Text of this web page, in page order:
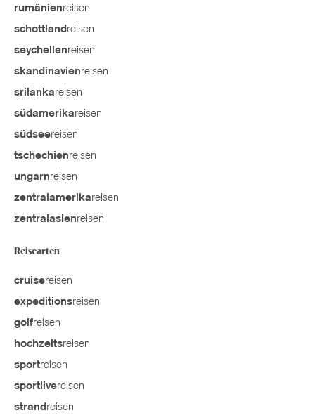
rumänienreisen
schottland reisen
seychellenreisen
skandinavienreisen
srilankareisen
südamerikareisen
südseereisen
tschechienreisen
ungarnreisen
zentralamerikareisen
zentralasienreisen
Reisearten
cruisereisen
expeditionsreisen
golfreisen
hochzeitsreisen
sportreisen
sportlivereisen
strand reisen